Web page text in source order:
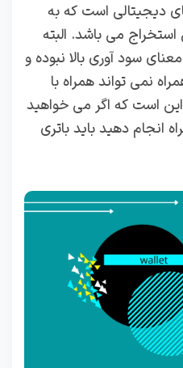
دیجیتالی است که به
می باشد. البته
سود آوری بالا نبوده و
نمی تواند همراه با
است که اگر می خواهید
انجام دهید باید باتری